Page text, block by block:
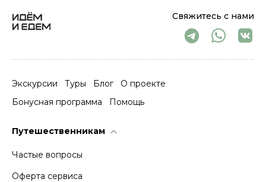
Свяжитесь с нами
Экскурсии Туры Блог
О проекте
Бонусная программа
Помощь
Путешественникам
Частые вопросы
Оферта сервиса